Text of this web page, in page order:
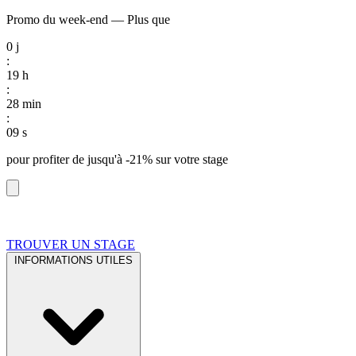
Promo du week-end — Plus que
0 j
:
19 h
:
28 min
:
08 s
pour profiter de jusqu'à -21% sur votre stage
TROUVER UN STAGE
INFORMATIONS UTILES